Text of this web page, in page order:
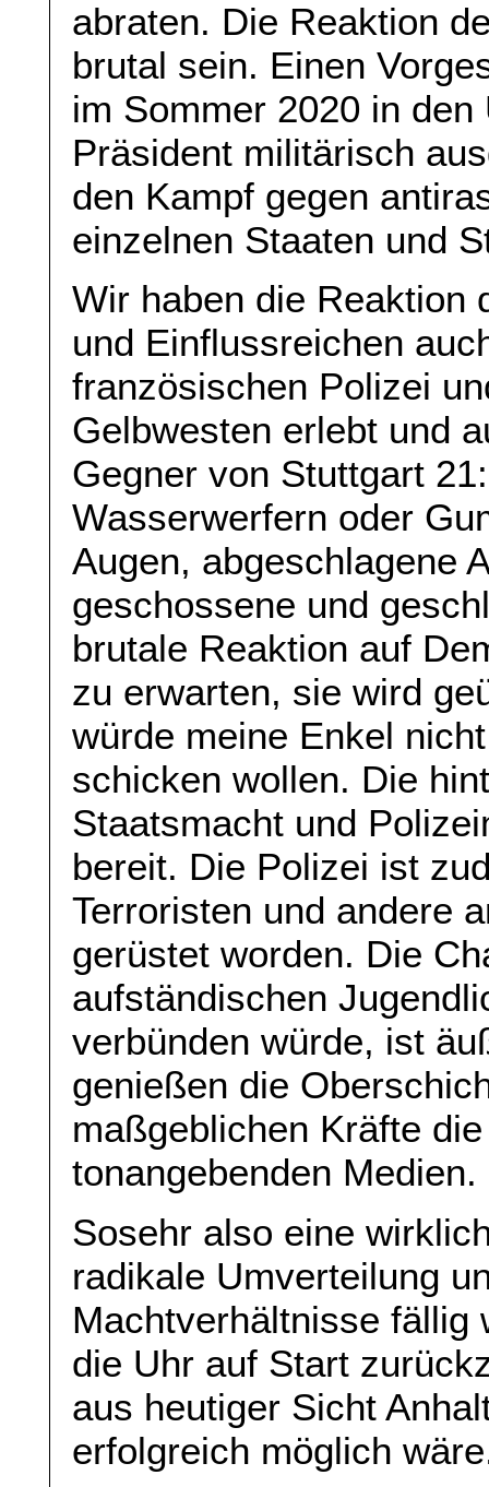
abraten. Die Reaktion
brutal sein. Einen
im Sommer 2020 in
Präsident militärisch
den Kampf gegen
einzelnen Staaten und
Wir haben die Reaktion
und Einflussreichen
französischen Polizei
Gelbwesten erlebt und
Gegner von Stuttgart
Wasserwerfern oder
Augen, abgeschlagene
geschossene und
brutale Reaktion auf
zu erwarten, sie wird
würde meine Enkel
schicken wollen. Die
Staatsmacht und
bereit. Die Polizei ist
Terroristen und andere
gerüstet worden. Die
aufständischen
verbünden würde, ist
genießen die
maßgeblichen Kräfte
tonangebenden Medien.
Sosehr also eine
radikale Umverteilung
Machtverhältnisse fällig
die Uhr auf Start
aus heutiger Sicht
erfolgreich möglich